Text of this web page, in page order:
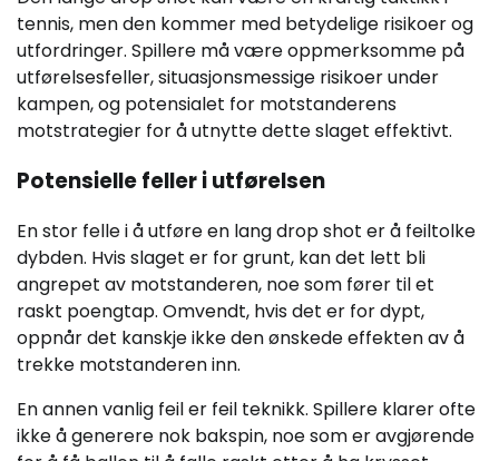
tennis, men den kommer med betydelige risikoer og
utfordringer. Spillere må være oppmerksomme på
utførelsesfeller, situasjonsmessige risikoer under
kampen, og potensialet for motstanderens
motstrategier for å utnytte dette slaget effektivt.
Potensielle feller i utførelsen
En stor felle i å utføre en lang drop shot er å feiltolke
dybden. Hvis slaget er for grunt, kan det lett bli
angrepet av motstanderen, noe som fører til et
raskt poengtap. Omvendt, hvis det er for dypt,
oppnår det kanskje ikke den ønskede effekten av å
trekke motstanderen inn.
En annen vanlig feil er feil teknikk. Spillere klarer ofte
ikke å generere nok bakspin, noe som er avgjørende